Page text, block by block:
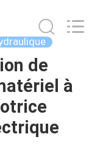
de
à